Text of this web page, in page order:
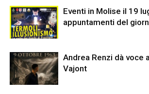
Eventi in Molise il 19
appuntamenti del
Andrea Renzi dà voce
Vajont